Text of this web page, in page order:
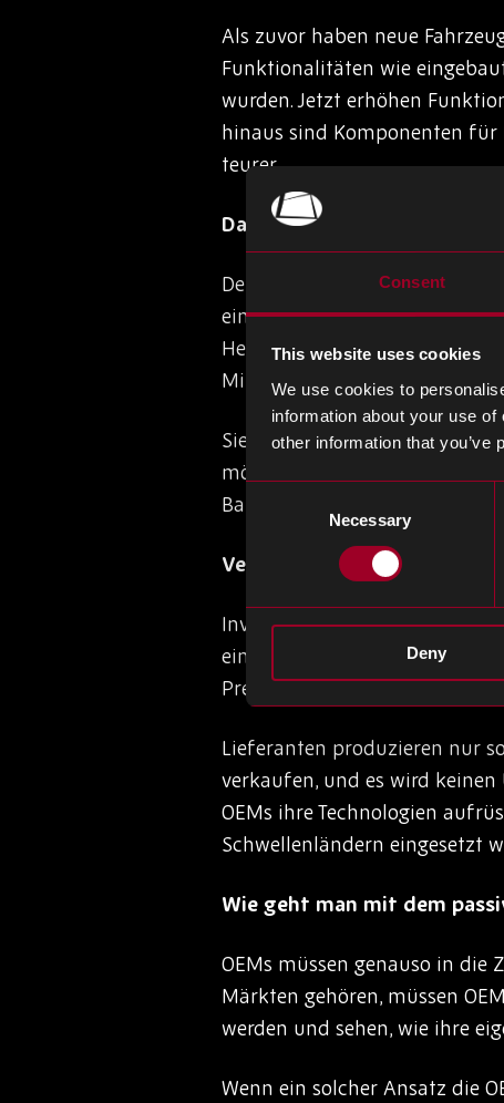
Consent
This website uses cookies
We use cookies to
information about your use
other information that you’ve
Necessary
Deny
Als zuvor haben neue
Funktionalitäten wie
wurden. Jetzt erhöhen
hinaus sind Komponenten für
teurer.
Das Internet der Dinge
Der IoT-Markt wächst
ein Sprachassistent, um
Heizungssystemen,
Milliarden IoT-Geräte im
Sied all diese Geräte eine
möglichst viele Geräte IoT-
Bauelementen führt.
Veraltete Komponenten
Investitionen in diesen
eine erhöhte Produktion und
Preiserhöhung und
Lieferanten produzieren nur
verkaufen, und es wird
OEMs ihre Technologien
Schwellenländern eingesetzt
Wie geht man mit dem
OEMs müssen genauso in
Märkten gehören, müssen
werden und sehen, wie ihre
Wenn ein solcher Ansatz die